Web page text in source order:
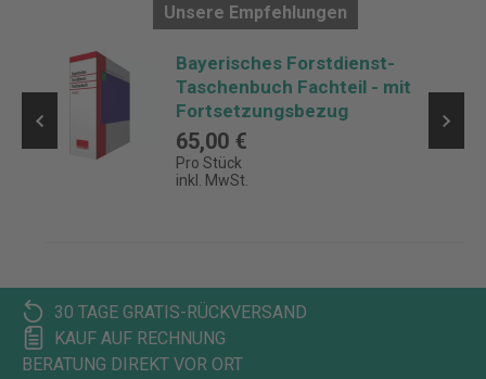
Unsere Empfehlungen
Bayerisches Forstdienst-
Taschenbuch Fachteil - mit
Fortsetzungsbezug
65,00 €
Pro Stück
inkl. MwSt.
30 TAGE GRATIS-RÜCKVERSAND
KAUF AUF RECHNUNG
BERATUNG DIREKT VOR ORT